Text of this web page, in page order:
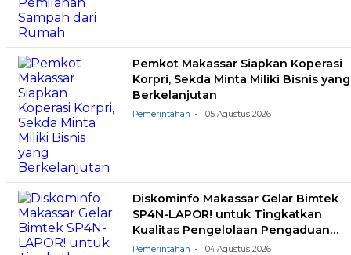
Pemkot Makassar Siapkan Koperasi
Korpri, Sekda Minta Miliki Bisnis yang
Berkelanjutan
Pemerintahan 05 Agustus 2026
Diskominfo Makassar Gelar Bimtek
SP4N-LAPOR! untuk Tingkatkan
Kualitas Pengelolaan Pengaduan
Masyarakat
Pemerintahan 04 Agustus 2026